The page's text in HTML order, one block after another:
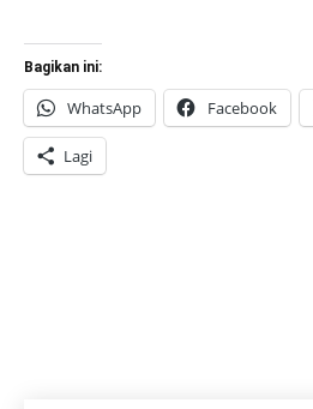
Bagikan ini:
WhatsApp Facebook
Lagi